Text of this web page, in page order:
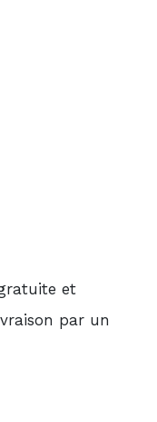
et
par un